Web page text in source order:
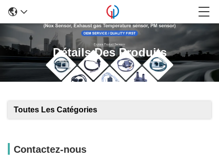
Détails Des Produits
Toutes Les Catégories
Contactez-nous